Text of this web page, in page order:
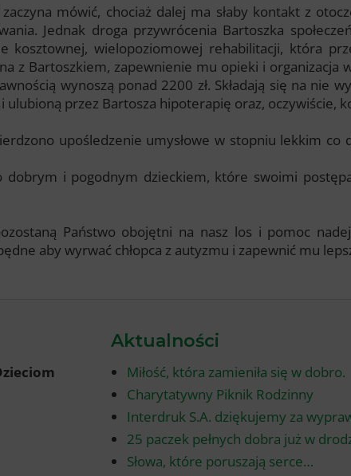
mówić, chociaż dalej ma słaby kontakt z
Jednak droga przywrócenia Bartoszka
kosztownej, wielopoziomowej rehabilitacji, która
z Bartoszkiem, zapewnienie mu opieki i organizacja
wynoszą ponad 2200 zł. Składają się na
przez Bartosza hipoterapię oraz, oczywiście,
upośledzenie umysłowe w stopniu lekkim
dobrym i pogodnym dzieckiem, które swoimi
Państwo obojętni na nasz los i pomoc
aby wyrwać chłopca z autyzmu i zapewnić mu
Aktualności
Miłość, która zamieniła się w dobro.
Charytatywny Piknik Rodzinny
Interdruk S.A. dziękujemy za
25 paczek pełnych dobra już w
Słowa, które poruszają serce…